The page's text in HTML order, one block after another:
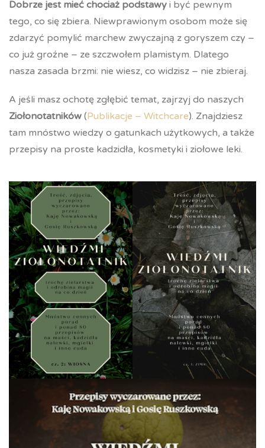
Dobrze jest mieć chociaż podstawy i być pewnym
tego, co się zbiera. Niewprawionym osobom może się
zdarzyć pomylić marchew zwyczajną z goryszem czy –
co już groźne – ze szczwołem plamistym. Dlatego
nasza zasada brzmi: nie wiesz, co widzisz – nie zbieraj.
A jeśli masz ochotę zgłębić temat, zajrzyj do naszych
Ziołonotatników (Publikacje – Witchcare). Znajdziesz
tam mnóstwo wiedzy o gatunkach użytkowych, a także
przepisy na proste kadzidła, kosmetyki i ziołowe leki.